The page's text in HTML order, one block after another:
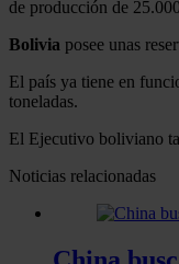
de producción de
Bolivia posee unas
El país ya tiene en
toneladas.
El Ejecutivo boliviano
Noticias relacionadas